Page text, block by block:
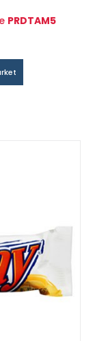
PRDTAM5